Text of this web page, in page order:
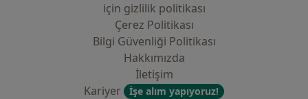
i̇çin gizlilik politikası
Çerez Politikası
Bilgi Güvenliği Politikası
Hakkımızda
İletişim
Kariyer
İşe alım yapıyoruz!